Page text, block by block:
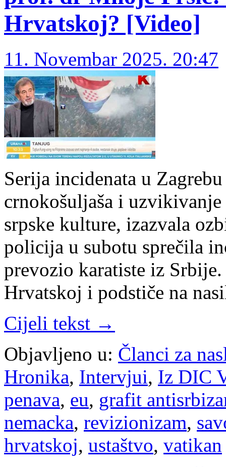
Hrvatskoj? [Video]
11. Novembar 2025. 20:47
Serija incidenata u
crnokošuljaša i
srpske kulture, izazvala
policija u subotu sprečila
prevozio karatiste iz
Hrvatskoj i podstiče na
Cijeli tekst →
Objavljeno u: Članci za
Hronika, Intervjui, Iz DIC
penava, eu, grafit
nemacka, revizionizam,
hrvatskoj, ustaštvo, vatikan